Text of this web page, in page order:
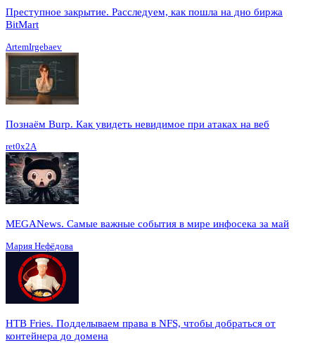
Преступное закрытие. Расследуем, как пошла на дно биржа
BitMart
ArtemIrgebaev
Познаём Burp. Как увидеть невидимое при атаках на веб
ret0x2A
MEGANews. Cамые важные события в мире инфосека за май
Мария Нефёдова
HTB Fries. Подделываем права в NFS, чтобы добраться от
контейнера до домена